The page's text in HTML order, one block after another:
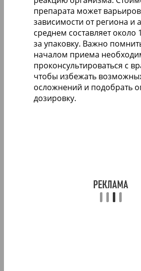
препарата может
зависимости от региона и
среднем составляет около
за упаковку. Важно
началом приема
проконсультироваться с
чтобы избежать
осложнений и подобрать
дозировку.